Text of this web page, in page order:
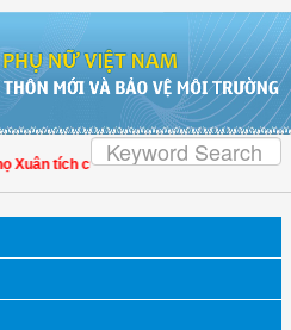
tích cực góp phần nâng cao tỷ lệ